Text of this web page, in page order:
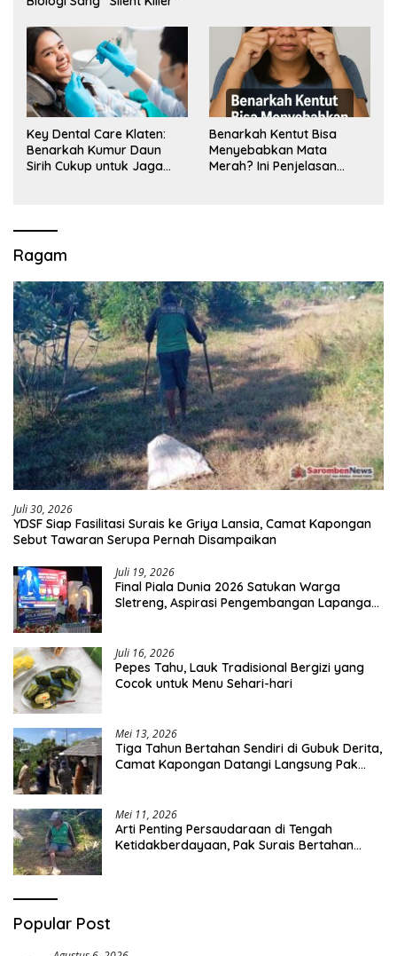
Key Dental Care Klaten:
Benarkah Kumur Daun
Sirih Cukup untuk Jaga
Benarkah Kentut Bisa
Menyebabkan Mata
Merah? Ini Penjelasan
Ragam
Juli 30, 2026
YDSF Siap Fasilitasi Surais ke Griya Lansia, Camat Kapongan
Sebut Tawaran Serupa Pernah Disampaikan
Juli 19, 2026
Final Piala Dunia 2026 Satukan Warga
Sletreng, Aspirasi Pengembangan Lapangan
Juli 16, 2026
Pepes Tahu, Lauk Tradisional Bergizi yang
Cocok untuk Menu Sehari-hari
Mei 13, 2026
Tiga Tahun Bertahan Sendiri di Gubuk Derita,
Camat Kapongan Datangi Langsung Pak
Mei 11, 2026
Arti Penting Persaudaraan di Tengah
Ketidakberdayaan, Pak Surais Bertahan
Popular Post